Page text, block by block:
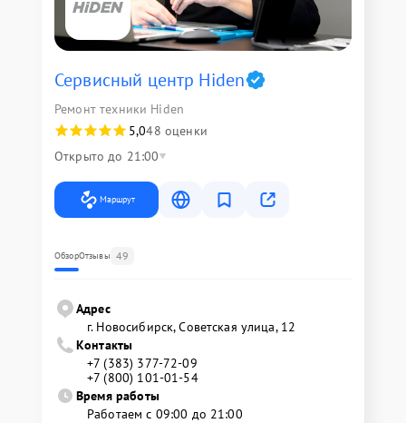
Сервисный центр Hiden
Ремонт техники Hiden
5,048 оценки
Открыто до 21:00
Маршрут
ОбзорОтзывы 49
Адрес
г. Новосибирск, Советская улица, 12
Контакты
+7 (383) 377-72-09
+7 (800) 101-01-54
Время работы
Работаем с 09:00 до 21:00